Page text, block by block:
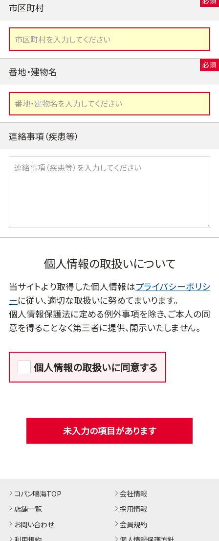
市区町村
番地・建物名
連絡事項（疾患等）
個人情報の取扱いについて
当サイトより取得した個人情報はプライバシーポリシ
ーに従い、適切な取扱いに努めてまいります。
個人情報保護法に定める例外事項を除き、ご本人の同
意を得ることなく第三者に提供、開示いたしません。
個人情報の取扱いに同意する
未入力の項目があります
コパン鳴海TOP
店舗一覧
お問い合わせ
会社情報
採用情報
会員規約